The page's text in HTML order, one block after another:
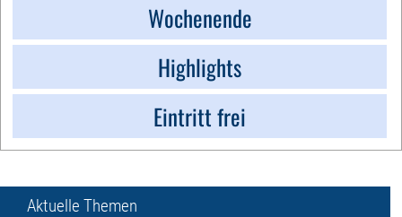
Wochenende
Highlights
Eintritt frei
Aktuelle Themen